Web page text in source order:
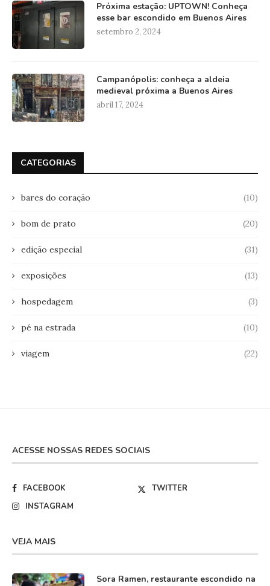
Próxima estação: UPTOWN! Conheça
esse bar escondido em Buenos Aires
setembro 2, 2024
Campanópolis: conheça a aldeia
medieval próxima a Buenos Aires
abril 17, 2024
CATEGORIAS
bares do coração (10)
bom de prato (20)
edição especial (31)
exposições (13)
hospedagem (3)
pé na estrada (10)
viagem (22)
ACESSE NOSSAS REDES SOCIAIS
FACEBOOK
TWITTER
INSTAGRAM
VEJA MAIS
Sora Ramen, restaurante escondido na